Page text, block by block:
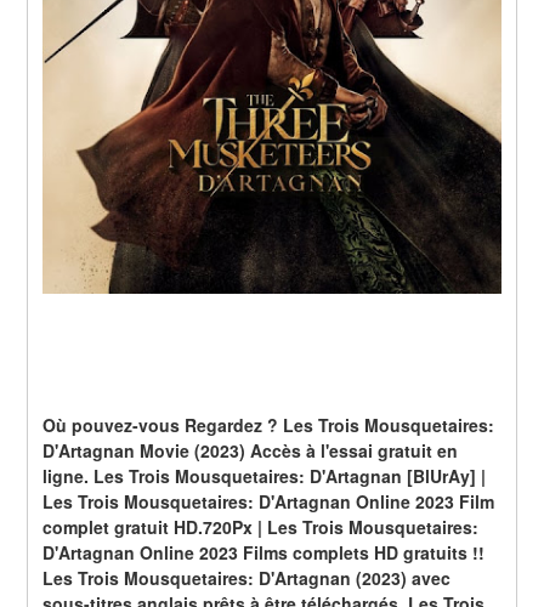
Où pouvez-vous Regardez ? Les Trois Mousquetaires:
D'Artagnan Movie (2023) Accès à l'essai gratuit en
ligne. Les Trois Mousquetaires: D'Artagnan [BlUrAy] |
Les Trois Mousquetaires: D'Artagnan Online 2023 Film
complet gratuit HD.720Px | Les Trois Mousquetaires:
D'Artagnan Online 2023 Films complets HD gratuits !!
Les Trois Mousquetaires: D'Artagnan (2023) avec